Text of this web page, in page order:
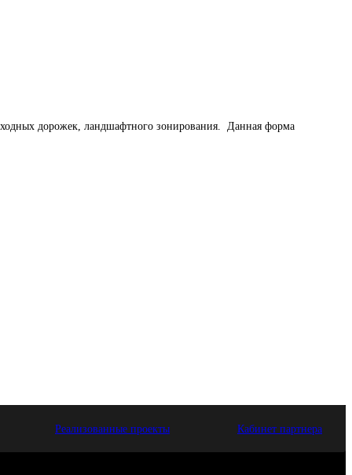
дорожек, ландшафтного зонирования. Данная форма
Реализованные проекты Кабинет партнера